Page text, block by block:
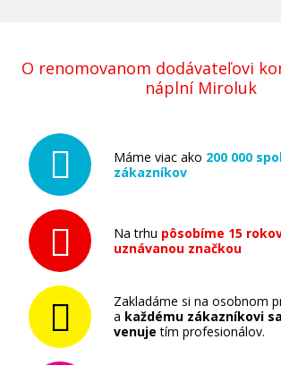
416,90 €
Lexmark C792A1YG
O renomovanom dodávateľovi
náplní Miroluk
Máme viac ako 200 000
zákazníkov
Na trhu pôsobíme 15
uznávanou značkou
Zakladáme si na osobnom
a každému zákazníkovi
venuje tím profesionálov.